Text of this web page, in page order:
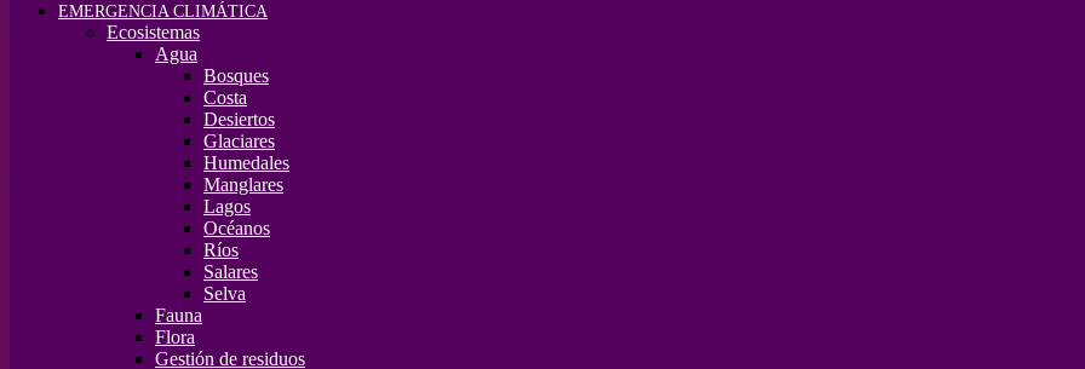
EMERGENCIA CLIMÁTICA
Ecosistemas
Agua
Bosques
Costa
Desiertos
Glaciares
Humedales
Manglares
Lagos
Océanos
Ríos
Salares
Selva
Fauna
Flora
Gestión de residuos